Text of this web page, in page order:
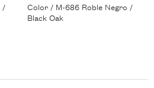
/
Color / M-686 Roble Negro /
Black Oak